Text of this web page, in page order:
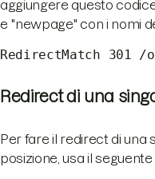
aggiungere questo
e "newpage" con i nomi
RedirectMatch 301 /
Redirect di una
Per fare il redirect di una
posizione, usa il